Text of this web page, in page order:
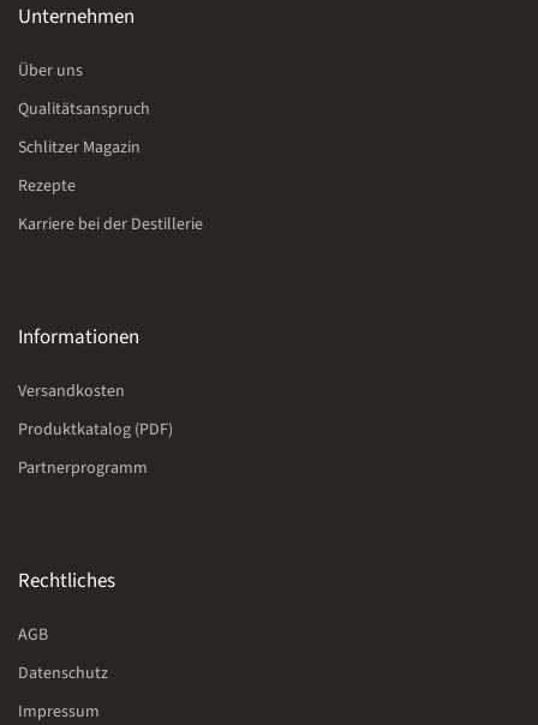
Unternehmen
Über uns
Qualitätsanspruch
Schlitzer Magazin
Rezepte
Karriere bei der Destillerie
Informationen
Versandkosten
Produktkatalog (PDF)
Partnerprogramm
Rechtliches
AGB
Datenschutz
Impressum